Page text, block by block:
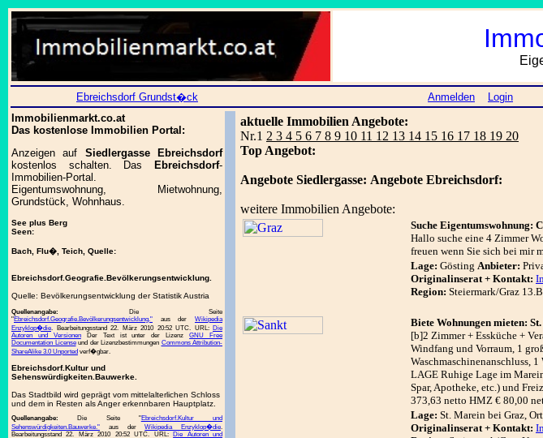
Ebreichsdorf Grundst�ck Anmelden
Login
Immobilienmarkt.co.at
Das kostenlose Immobilien Portal:
Anzeigen auf Siedlergasse Ebreichsdorf
kostenlos schalten. Das
Ebreichsdorf-
Immobilien-Portal.
Eigentumswohnung, Mietwohnung,
Grundstück, Wohnhaus.
See plus Berg
Seen:
Bach, Flu�, Teich, Quelle:
Ebreichsdorf.Geografie.Bevölkerungsentwicklung.
Quelle: Bevölkerungsentwicklung der Statistik Austria
Quellenangabe:
Die Seite
"Ebreichsdorf.Geografie.Bevölkerungsentwicklung." aus der Wikipedia
Enzyklop�die. Bearbeitungsstand 22. März 2010 20:52 UTC. URL: Die
Autoren und VersionenDer Text ist unter der LizenzGNU Free
Documentation Licenseund der Lizenzbestimmungen Commons Attribution-
ShareAlike 3.0 Unported verf�gbar.
Ebreichsdorf.Kultur und
Sehenswürdigkeiten.Bauwerke.
Das Stadtbild wird geprägt vom mittelalterlichen Schloss
und dem in Resten als Anger erkennbaren Hauptplatz.
Quellenangabe: Die Seite "Ebreichsdorf.Kultur und
Sehenswürdigkeiten.Bauwerke." aus derWikipedia Enzyklop�die.
Bearbeitungsstand 22. März 2010 20:52 UTC. URL: Die Autoren und
aktuelle Immobilien Angebote:
Nr.1 2 3 4 5 6 7 8 9 10 11 12 13 14 15 16 17 18 19 20
Top Angebot:
Angebote Siedlergasse: Angebote Ebreichsdorf:
weitere Immobilien Angebote:
Suche Eigentumswohnung:
Hallo suche eine 4 Zimmer
freuen wenn Sie sich bei mir
Lage: Gösting Anbieter:
Originalinserat + Kontakt:
Region: Steiermark/Graz
Biete Wohnungen mieten:
[b]2 Zimmer + Essküche +
Windfang und Vorraum, 1
Waschmaschinenanschluss,
LAGE Ruhige Lage im
Spar, Apotheke, etc.) und
373,63 netto HMZ € 80,00
Lage: St. Marein bei Graz,
Originalinserat + Kontakt: